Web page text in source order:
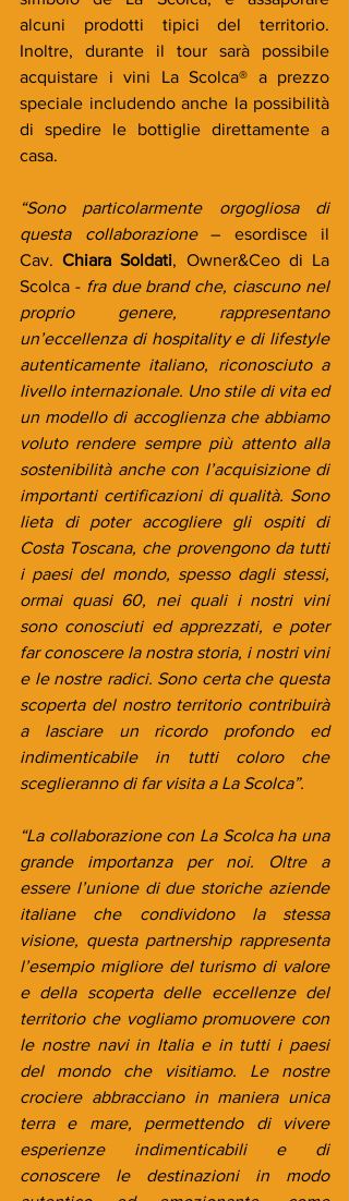
alcuni prodotti tipici del territorio.
Inoltre, durante il tour sarà possibile
acquistare i vini La Scolca® a prezzo
speciale includendo anche la possibilità
di spedire le bottiglie direttamente a
casa.
“Sono particolarmente orgogliosa di
questa collaborazione – esordisce il
Cav. Chiara Soldati, Owner&Ceo di La
Scolca - fra due brand che, ciascuno nel
proprio genere, rappresentano
un’eccellenza di hospitality e di lifestyle
autenticamente italiano, riconosciuto a
livello internazionale. Uno stile di vita ed
un modello di accoglienza che abbiamo
voluto rendere sempre più attento alla
sostenibilità anche con l’acquisizione di
importanti certificazioni di qualità. Sono
lieta di poter accogliere gli ospiti di
Costa Toscana, che provengono da tutti
i paesi del mondo, spesso dagli stessi,
ormai quasi 60, nei quali i nostri vini
sono conosciuti ed apprezzati, e poter
far conoscere la nostra storia, i nostri vini
e le nostre radici. Sono certa che questa
scoperta del nostro territorio contribuirà
a lasciare un ricordo profondo ed
indimenticabile in tutti coloro che
sceglieranno di far visita a La Scolca”.
“La collaborazione con La Scolca ha una
grande importanza per noi. Oltre a
essere l’unione di due storiche aziende
italiane che condividono la stessa
visione, questa partnership rappresenta
l’esempio migliore del turismo di valore
e della scoperta delle eccellenze del
territorio che vogliamo promuovere con
le nostre navi in Italia e in tutti i paesi
del mondo che visitiamo. Le nostre
crociere abbracciano in maniera unica
terra e mare, permettendo di vivere
esperienze indimenticabili e di
conoscere le destinazioni in modo